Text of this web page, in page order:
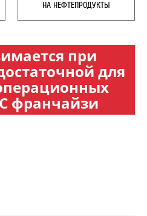
НА НЕФТЕПРОДУКТЫ
при
для
франчайзи